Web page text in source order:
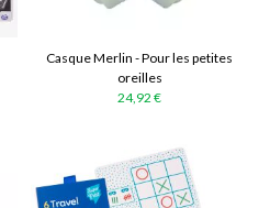
Casque Merlin - Pour les petites
oreilles
24,92 €